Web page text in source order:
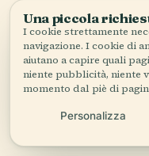
Savoring Italy:
Wikipedia — Stadio
Una piccola
I cookie strettamente
navigazione. I cookie di
aiutano a capire quali
niente pubblicità, niente
momento dal piè di
Personalizza